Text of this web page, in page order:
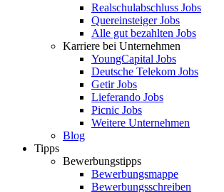
Realschulabschluss Jobs
Quereinsteiger Jobs
Alle gut bezahlten Jobs
Karriere bei Unternehmen
YoungCapital Jobs
Deutsche Telekom Jobs
Getir Jobs
Lieferando Jobs
Picnic Jobs
Weitere Unternehmen
Blog
Tipps
Bewerbungstipps
Bewerbungsmappe
Bewerbungsschreiben